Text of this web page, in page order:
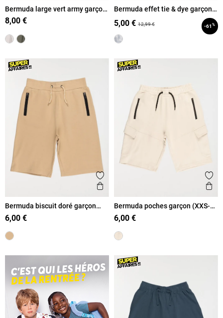
Bermuda large vert army garçon
(XXS-M)
8,00 €
Bermuda effet tie & dye garçon
5,00 € 12,99 € -61%
Ajouter aux favoris
Aperçu rapide
Bermuda biscuit doré garçon
(XXS-M)
6,00 €
Bermuda poches garçon (XXS-
M)
6,00 €